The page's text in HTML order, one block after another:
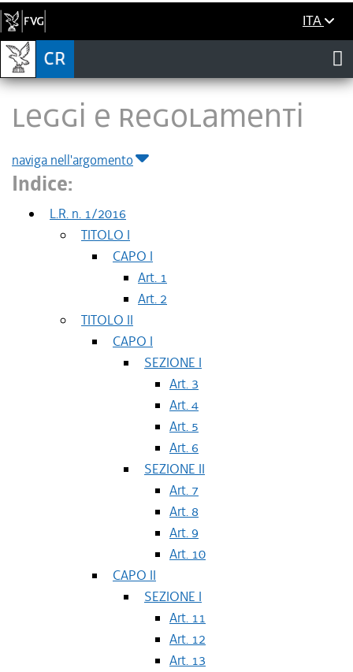
ITA
LEGGI E REGOLAMENTI
naviga nell'argomento
Indice:
L.R. n. 1/2016
TITOLO I
CAPO I
Art. 1
Art. 2
TITOLO II
CAPO I
SEZIONE I
Art. 3
Art. 4
Art. 5
Art. 6
SEZIONE II
Art. 7
Art. 8
Art. 9
Art. 10
CAPO II
SEZIONE I
Art. 11
Art. 12
Art. 13